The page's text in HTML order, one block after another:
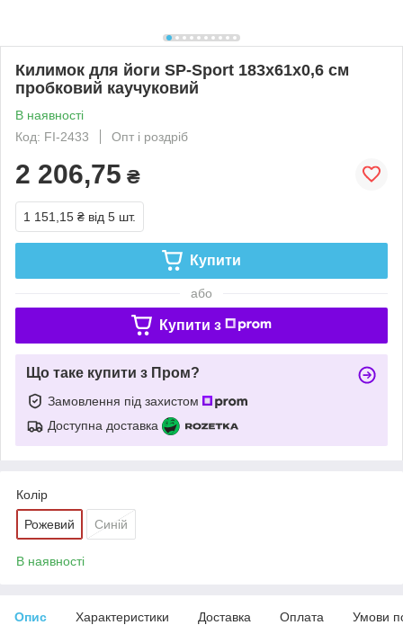
Килимок для йоги SP-Sport 183x61x0,6 см
пробковий каучуковий
В наявності
Код: FI-2433
Опт і роздріб
2 206,75 ₴
1 151,15 ₴ від 5 шт.
Купити
або
Купити з
Що таке купити з Пром?
Замовлення під захистом
Доступна доставка
Колір
Рожевий Синій
В наявності
Опис Характеристики Доставка Оплата Умови